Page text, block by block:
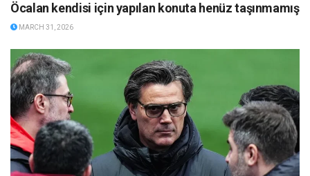
Öcalan kendisi için yapılan konuta henüz taşınmamış
MARCH 31, 2026